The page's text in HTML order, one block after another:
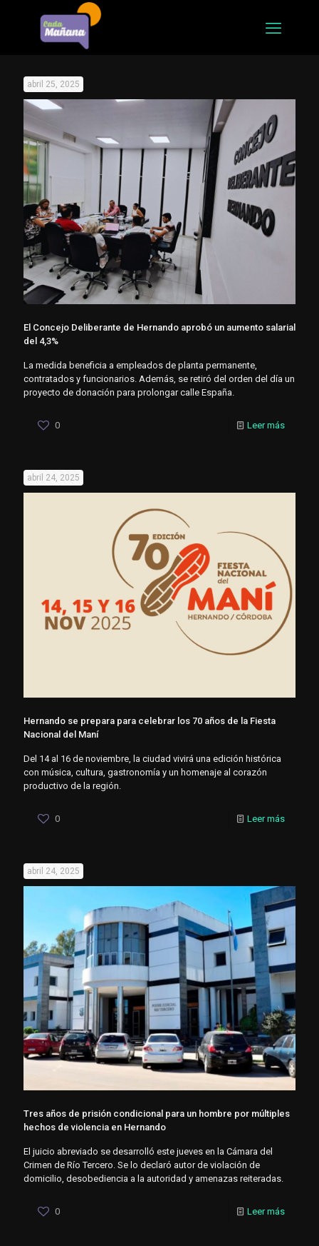
abril 25, 2025
El Concejo Deliberante de Hernando aprobó un aumento salarial
del 4,3%
La medida beneficia a empleados de planta permanente,
contratados y funcionarios. Además, se retiró del orden del día un
proyecto de donación para prolongar calle España.
0 Leer más
abril 24, 2025
Hernando se prepara para celebrar los 70 años de la Fiesta
Nacional del Maní
Del 14 al 16 de noviembre, la ciudad vivirá una edición histórica
con música, cultura, gastronomía y un homenaje al corazón
productivo de la región.
0 Leer más
abril 24, 2025
Tres años de prisión condicional para un hombre por múltiples
hechos de violencia en Hernando
El juicio abreviado se desarrolló este jueves en la Cámara del
Crimen de Río Tercero. Se lo declaró autor de violación de
domicilio, desobediencia a la autoridad y amenazas reiteradas.
0 Leer más